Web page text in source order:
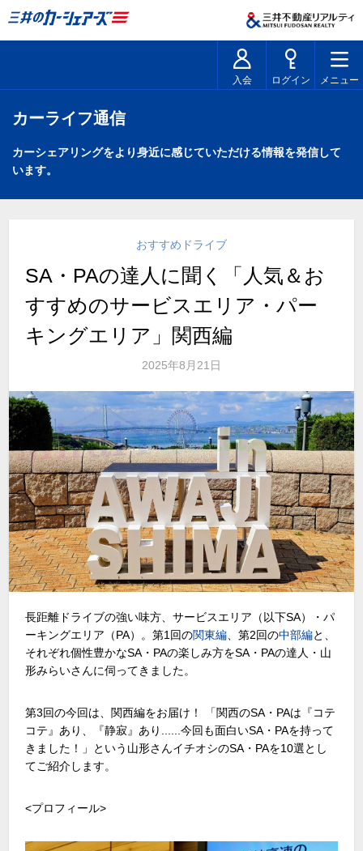
入会 ログイン メニュー
カーライフ通信
カーシェアリングをより身近に感じていただける情報を発信して
います。
おすすめドライブ
SA・PAの達人に聞く「人気＆お
すすめのサービスエリア・パー
キングエリア」関西編
2025年8月21日
長距離ドライブの強い味方、サービスエリア（以下SA）・パ
ーキングエリア（PA）。第1回の関東編、第2回の中部編と、
それぞれ個性豊かなSA・ PAの楽しみ方をSA・ PAの達人・山
形みらいさんに伺ってきました。
第3回の今回は、関西編をお届け！ 「関西のSA・ PAは『コテ
コテ』あり、『静寂』あり......今回も面白いSA・ PAを持って
きました！」という山形さんイチオシのSA・ PAを10選とし
てご紹介します。
<プロフィール>